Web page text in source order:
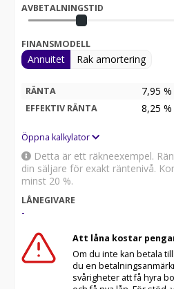
AVBETALNINGSTID
FINANSMODELL
Annuitet Rak amortering
RÄNTA 7,95 %
EFFEKTIV RÄNTA 8,25 %
Öppna kalkylator
Detta är ett räkneexempel.
din säljare för exakt räntenivå.
minst 20 %.
LÅNEGIVARE
-
Att låna kostar
Om du inte kan betala
du en
svårigheter att få hyra